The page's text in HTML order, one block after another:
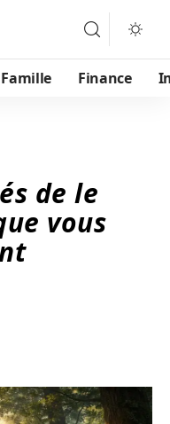
Famille Finance
de le
vous